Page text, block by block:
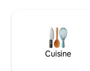
véranda pour profiter de
de bois pour les nuits
clôturée à l'arrière pour
chiens peuvent
Cuisine